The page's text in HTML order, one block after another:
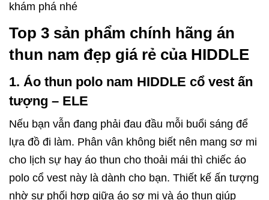
khám phá nhé
Top 3 sản phẩm chính hãng án
thun nam đẹp giá rẻ của HIDDLE
1. Áo thun polo nam HIDDLE cổ vest ấn
tượng – ELE
Nếu bạn vẫn đang phải đau đầu mỗi buổi sáng để
lựa đồ đi làm. Phân vân không biết nên mang sơ mi
cho lịch sự hay áo thun cho thoải mái thì chiếc áo
polo cổ vest này là dành cho bạn. Thiết kế ấn tượng
nhờ sự phối hợp giữa áo sơ mi và áo thun giúp